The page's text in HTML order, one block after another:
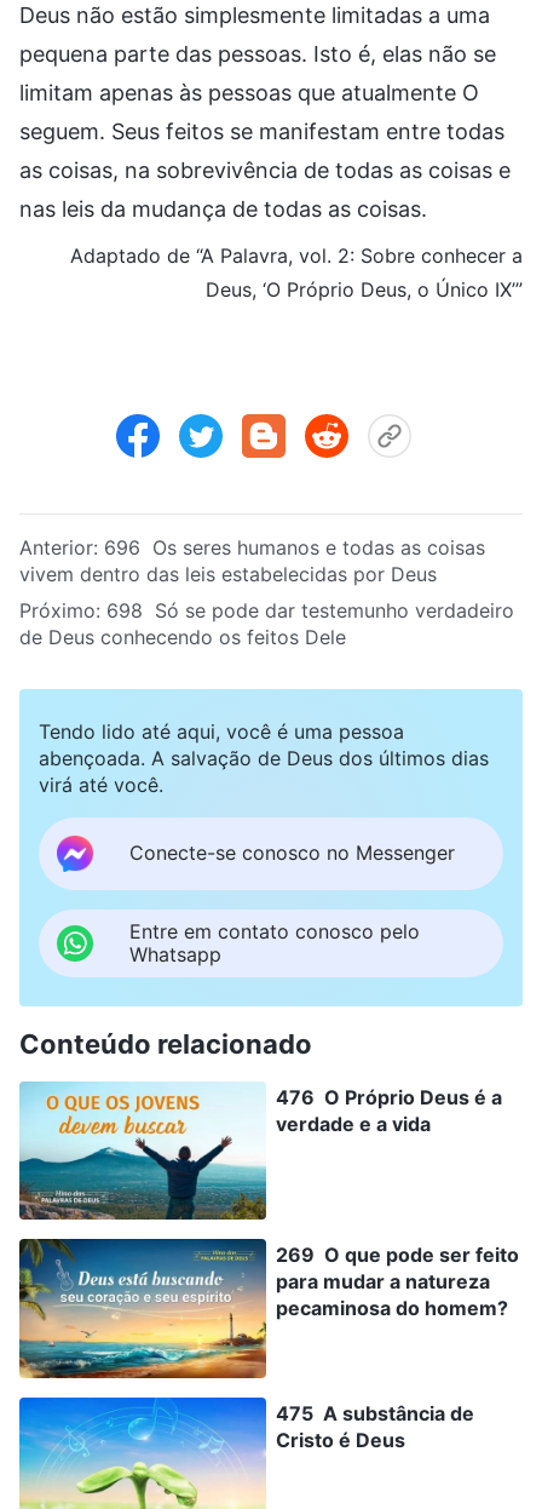
Deus não estão simplesmente limitadas a uma
pequena parte das pessoas. Isto é, elas não se
limitam apenas às pessoas que atualmente O
seguem. Seus feitos se manifestam entre todas
as coisas, na sobrevivência de todas as coisas e
nas leis da mudança de todas as coisas.
Adaptado de “A Palavra, vol. 2: Sobre conhecer a
Deus, ‘O Próprio Deus, o Único IX’”
Anterior: 696 Os seres humanos e todas as coisas
vivem dentro das leis estabelecidas por Deus
Próximo: 698 Só se pode dar testemunho verdadeiro
de Deus conhecendo os feitos Dele
Tendo lido até aqui, você é uma pessoa
abençoada. A salvação de Deus dos últimos dias
virá até você.
Conecte-se conosco no Messenger
Entre em contato conosco pelo
Whatsapp
Conteúdo relacionado
476 O Próprio Deus é a
verdade e a vida
269 O que pode ser feito
para mudar a natureza
pecaminosa do homem?
475 A substância de
Cristo é Deus